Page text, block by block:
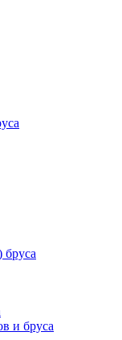
бруса
и бруса